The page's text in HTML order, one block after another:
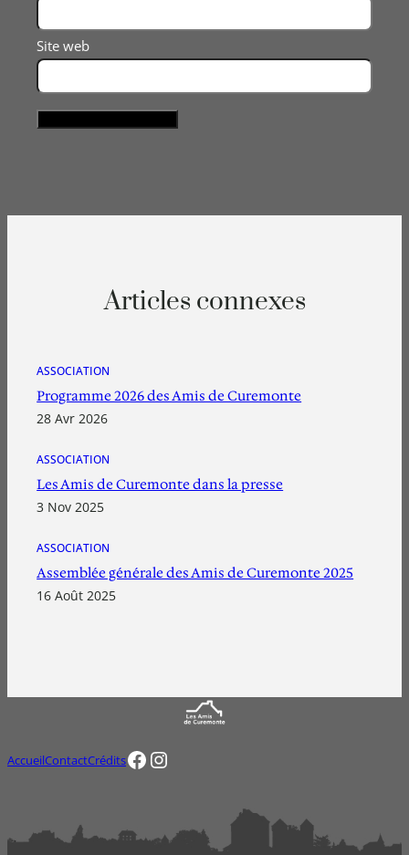
Site web
Articles connexes
ASSOCIATION
Programme 2026 des Amis de Curemonte
28 Avr 2026
ASSOCIATION
Les Amis de Curemonte dans la presse
3 Nov 2025
ASSOCIATION
Assemblée générale des Amis de Curemonte 2025
16 Août 2025
AccueilContactCréditsFacebook Instagram